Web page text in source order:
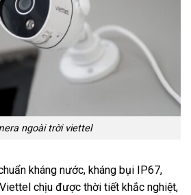
ngoài trời viettel
kháng nước, kháng bụi IP67,
chịu được thời tiết khắc nghiệt,